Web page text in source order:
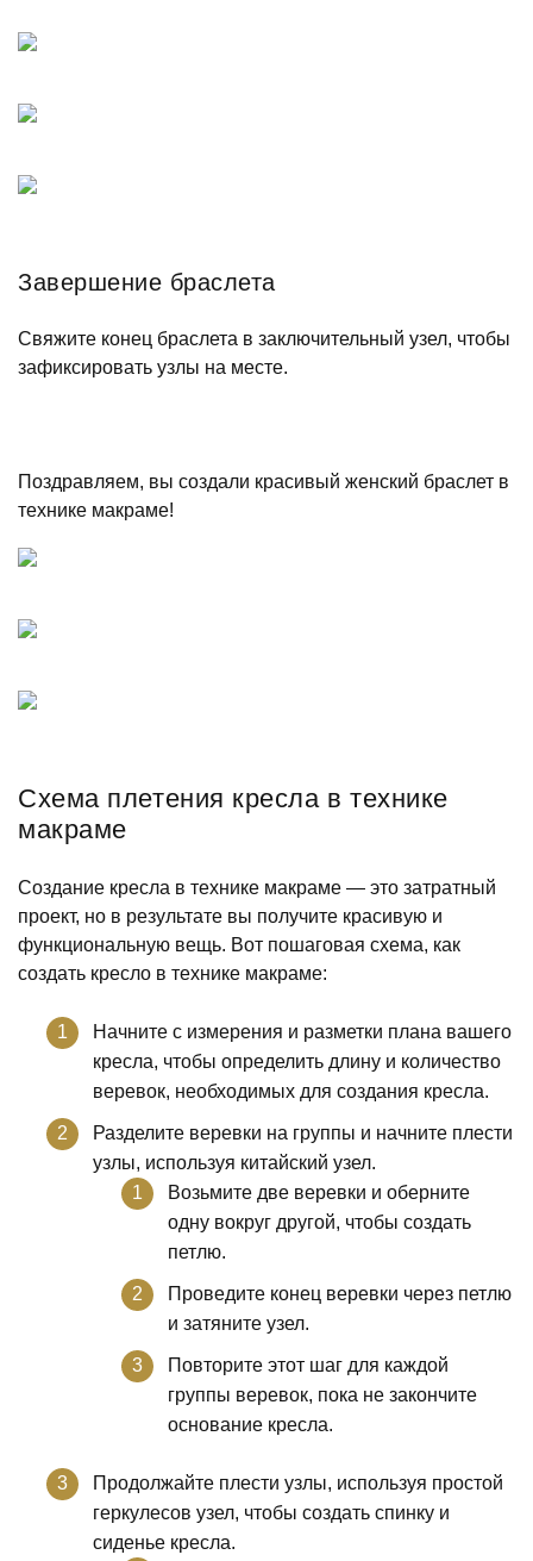
Завершение браслета
Свяжите конец браслета в заключительный узел, чтобы
зафиксировать узлы на месте.
Поздравляем, вы создали красивый женский браслет в
технике макраме!
Схема плетения кресла в технике
макраме
Создание кресла в технике макраме — это затратный
проект, но в результате вы получите красивую и
функциональную вещь. Вот пошаговая схема, как
создать кресло в технике макраме:
Начните с измерения и разметки плана вашего
кресла, чтобы определить длину и количество
веревок, необходимых для создания кресла.
Разделите веревки на группы и начните плести
узлы, используя китайский узел.
Возьмите две веревки и оберните
одну вокруг другой, чтобы создать
петлю.
Проведите конец веревки через петлю
и затяните узел.
Повторите этот шаг для каждой
группы веревок, пока не закончите
основание кресла.
Продолжайте плести узлы, используя простой
геркулесов узел, чтобы создать спинку и
сиденье кресла.